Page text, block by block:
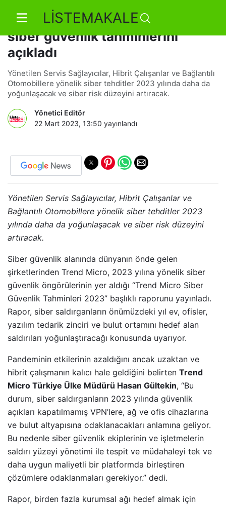
LİSTEMAKALE
Trend Micro 2023 yılına yönelik
siber güvenlik tahminlerini
açıkladı
Yönetilen Servis Sağlayıcılar, Hibrit Çalışanlar ve Bağlantılı
Otomobillere yönelik siber tehditler 2023 yılında daha da
yoğunlaşacak ve siber risk düzeyini artıracak.
Yönetici Editör
22 Mart 2023, 13:50 yayınlandı
Yönetilen Servis Sağlayıcılar, Hibrit Çalışanlar ve
Bağlantılı Otomobillere yönelik siber tehditler 2023
yılında daha da yoğunlaşacak ve siber risk düzeyini
artıracak.
Siber güvenlik alanında dünyanın önde gelen
şirketlerinden Trend Micro, 2023 yılına yönelik siber
güvenlik öngörülerinin yer aldığı “Trend Micro Siber
Güvenlik Tahminleri 2023” başlıklı raporunu yayınladı.
Rapor, siber saldırganların önümüzdeki yıl ev, ofisler,
yazılım tedarik zinciri ve bulut ortamını hedef alan
saldırıları yoğunlaştıracağı konusunda uyarıyor.
Pandeminin etkilerinin azaldığını ancak uzaktan ve
hibrit çalışmanın kalıcı hale geldiğini belirten Trend
Micro Türkiye Ülke Müdürü Hasan Gültekin, “Bu
durum, siber saldırganların 2023 yılında güvenlik
açıkları kapatılmamış VPN’lere, ağ ve ofis cihazlarına
ve bulut altyapısına odaklanacakları anlamına geliyor.
Bu nedenle siber güvenlik ekiplerinin ve işletmelerin
saldırı yüzeyi yönetimi ile tespit ve müdahaleyi tek ve
daha uygun maliyetli bir platformda birleştiren
çözümlere odaklanmaları gerekiyor.” dedi.
Rapor, birden fazla kurumsal ağı hedef almak için